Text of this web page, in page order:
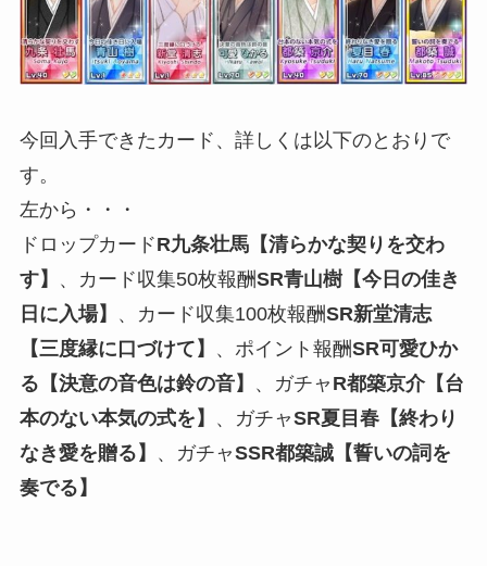
今回入手できたカード、詳しくは以下のとおりで
す。
左から・・・
ドロップカードR九条壮馬【清らかな契りを交わ
す】
、カード収集50枚報酬SR青山樹【今日の佳き
日に入場】
、カード収集100枚報酬SR新堂清志
【三度縁に口づけて】
、ポイント報酬SR可愛ひか
る【決意の音色は鈴の音】
、ガチャ R都築京介【台
本のない本気の式を】
、ガチャSR夏目春【終わり
なき愛を贈る】
、ガチャSSR都築誠【誓いの詞を
奏でる】